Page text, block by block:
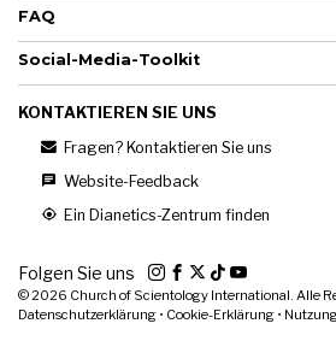
FAQ
Social-Media-Toolkit
KONTAKTIEREN SIE UNS
Fragen? Kontaktieren Sie uns
Website-Feedback
Ein Dianetics-Zentrum finden
Folgen Sie uns
© 2026 Church of Scientology International. Alle
Datenschutzerklärung • Cookie-Erklärung •